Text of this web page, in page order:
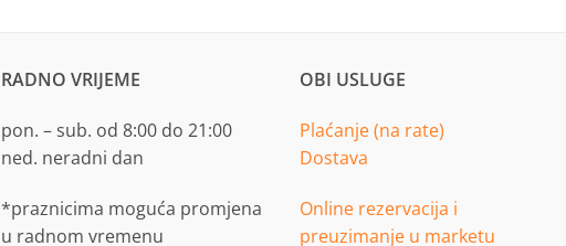
RADNO VRIJEME
pon. – sub. od 8:00 do 21:00
ned. neradni dan
*praznicima moguća promjena
u radnom vremenu
OBI USLUGE
Plaćanje (na rate)
Dostava
Online rezervacija i
preuzimanje u marketu